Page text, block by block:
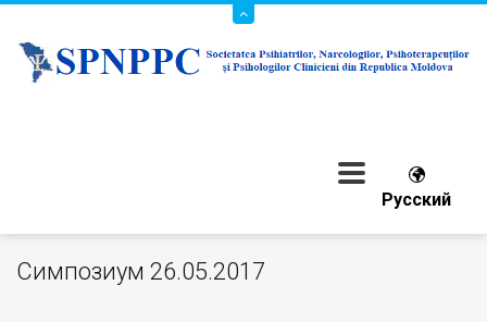
Русский
Конференции Общества
Cимпозиум 26.05.2017